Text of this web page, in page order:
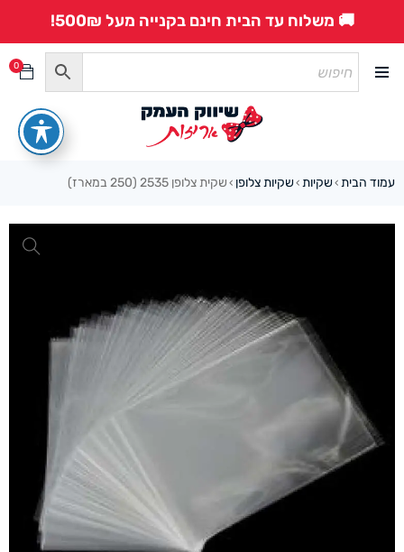
🚚 משלוח עד הבית חינם בקנייה מעל 500₪!
0
עמוד הבית ›שקיות ›שקיות צלופן › שקית צלופן 2535 (250 במארז)